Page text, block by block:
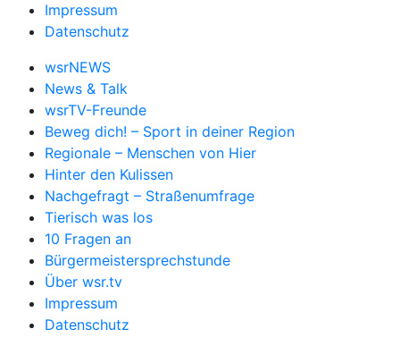
Impressum
Datenschutz
wsrNEWS
News & Talk
wsrTV-Freunde
Beweg dich! – Sport in deiner Region
Regionale – Menschen von Hier
Hinter den Kulissen
Nachgefragt – Straßenumfrage
Tierisch was los
10 Fragen an
Bürgermeistersprechstunde
Über wsr.tv
Impressum
Datenschutz